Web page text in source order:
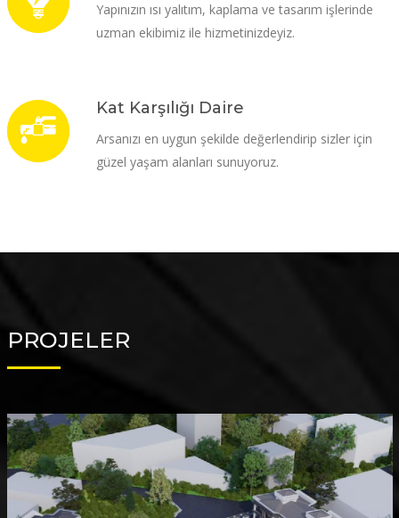
Yapınızın ısı yalıtım, kaplama ve tasarım işlerinde
uzman ekibimiz ile hizmetinizdeyiz.
Kat Karşılığı Daire
Arsanızı en uygun şekilde değerlendirip sizler için
güzel yaşam alanları sunuyoruz.
PROJELER